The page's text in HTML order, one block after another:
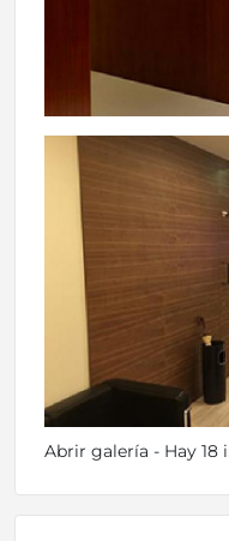
Abrir galería - Hay 18